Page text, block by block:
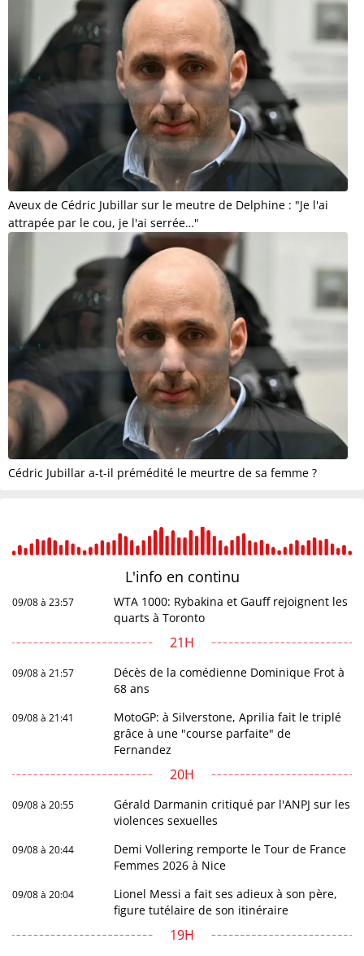
Aveux de Cédric Jubillar sur le meutre de Delphine : "Je l'ai
attrapée par le cou, je l'ai serrée…"
Cédric Jubillar a-t-il prémédité le meurtre de sa femme ?
L'info en continu
09/08 à 23:57
WTA 1000: Rybakina et Gauff rejoignent les
quarts à Toronto
21H
09/08 à 21:57
Décès de la comédienne Dominique Frot à
68 ans
09/08 à 21:41
MotoGP: à Silverstone, Aprilia fait le triplé
grâce à une "course parfaite" de
Fernandez
20H
09/08 à 20:55
Gérald Darmanin critiqué par l'ANPJ sur les
violences sexuelles
09/08 à 20:44
Demi Vollering remporte le Tour de France
Femmes 2026 à Nice
09/08 à 20:04
Lionel Messi a fait ses adieux à son père,
figure tutélaire de son itinéraire
19H